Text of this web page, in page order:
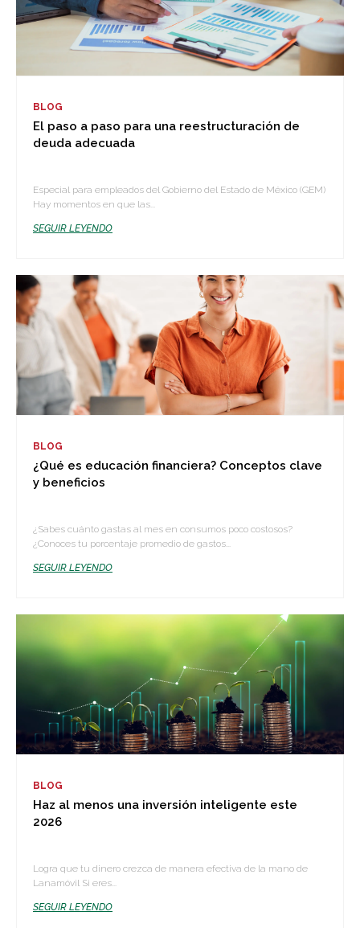
BLOG
El paso a paso para una reestructuración de
deuda adecuada
Especial para empleados del Gobierno del Estado de México (GEM)
Hay momentos en que las...
SEGUIR LEYENDO
BLOG
¿Qué es educación financiera? Conceptos clave
y beneficios
¿Sabes cuánto gastas al mes en consumos poco costosos?
¿Conoces tu porcentaje promedio de gastos...
SEGUIR LEYENDO
BLOG
Haz al menos una inversión inteligente este
2026
Logra que tu dinero crezca de manera efectiva de la mano de
Lanamóvil Si eres...
SEGUIR LEYENDO